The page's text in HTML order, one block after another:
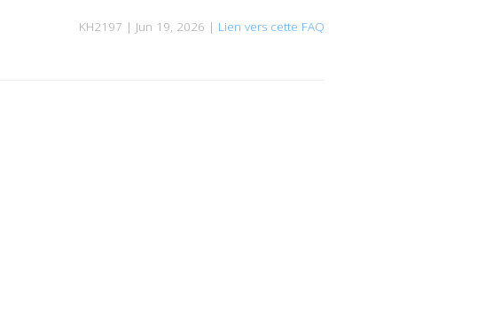
KH2197 | Jun 19, 2026 | Lien vers cette FAQ